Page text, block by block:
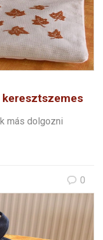
keresztszemes
más dolgozni
0